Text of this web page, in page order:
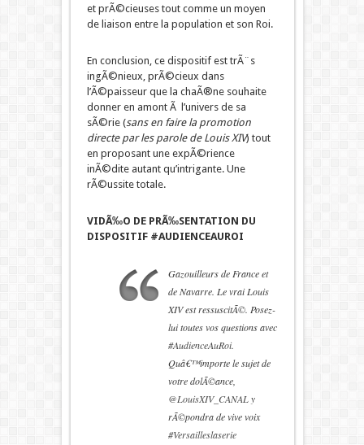
et prÃ©cieuses tout comme un moyen
de liaison entre la population et son Roi.
En conclusion, ce dispositif est trÃ¨s
ingÃ©nieux, prÃ©cieux dans
l’Ã©paisseur que la chaÃ®ne souhaite
donner en amont Ã l’univers de sa
sÃ©rie (sans en faire la promotion
directe par les parole de Louis XIV) tout
en proposant une expÃ©rience
inÃ©dite autant qu’intrigante. Une
rÃ©ussite totale.
VIDÃ‰O DE PRÃ‰SENTATION DU
DISPOSITIF #AUDIENCEAUROI
Gazouilleurs de France et
de Navarre. Le vrai Louis
XIV est ressuscitÃ©. Posez-
lui toutes vos questions avec
#AudienceAuRoi.
Quâ€™importe le sujet de
votre dolÃ©ance,
@LouisXIV_CANALy
rÃ©pondra de vive voix
#Versailleslaserie